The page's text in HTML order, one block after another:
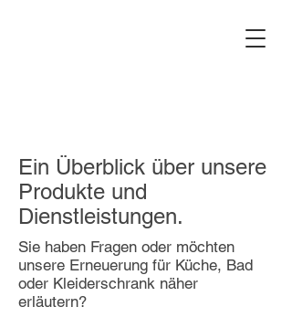
Ein Überblick über unsere
Produkte und
Dienstleistungen.
Sie haben Fragen oder möchten
unsere Erneuerung für Küche, Bad
oder Kleiderschrank näher
erläutern?